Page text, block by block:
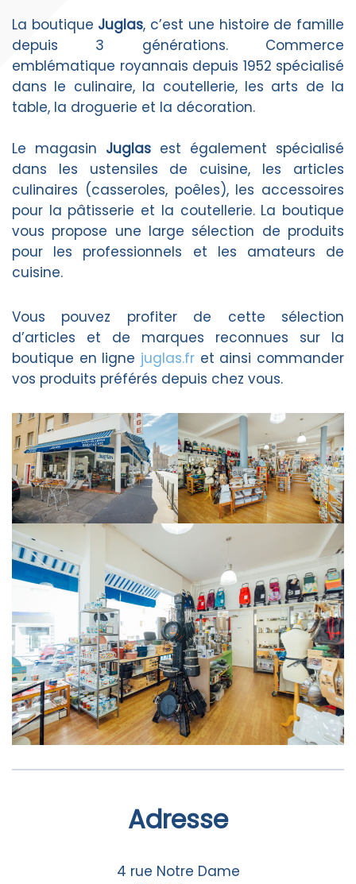
La boutique Juglas, c’est une histoire de famille
depuis 3 générations. Commerce
emblématique royannais depuis 1952 spécialisé
dans le culinaire, la coutellerie, les arts de la
table, la droguerie et la décoration.
Le magasin Juglas est également spécialisé
dans les ustensiles de cuisine, les articles
culinaires (casseroles, poêles), les accessoires
pour la pâtisserie et la coutellerie. La boutique
vous propose une large sélection de produits
pour les professionnels et les amateurs de
cuisine.
Vous pouvez profiter de cette sélection
d’articles et de marques reconnues sur la
boutique en ligne juglas.fr et ainsi commander
vos produits préférés depuis chez vous.
Adresse
4 rue Notre Dame